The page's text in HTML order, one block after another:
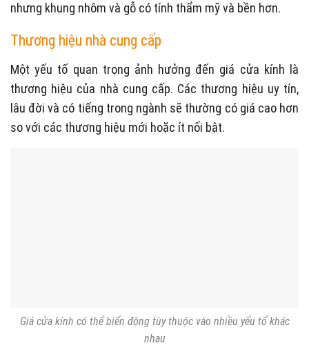
nhưng khung nhôm và gỗ có tính thẩm mỹ và bền hơn.
Thương hiệu nhà cung cấp
Một yếu tố quan trọng ảnh hưởng đến giá cửa kính là
thương hiệu của nhà cung cấp. Các thương hiệu uy tín,
lâu đời và có tiếng trong ngành sẽ thường có giá cao hơn
so với các thương hiệu mới hoặc ít nổi bật.
Giá cửa kính có thể biến động tùy thuộc vào nhiều yếu tố khác
nhau